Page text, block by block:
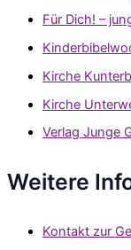
Für Dich! –
Kirche
Kirche
Verlag Junge
Weitere
Kontakt zur